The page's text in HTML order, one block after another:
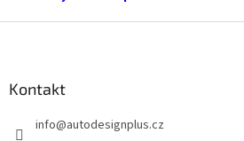
Kontakt
info@autodesignplus.cz